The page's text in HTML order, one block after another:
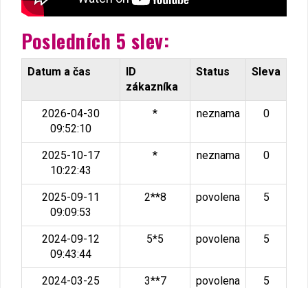
Posledních 5 slev:
Datum a čas
ID
zákazníka
Status Sleva
2026-04-30
09:52:10
* neznama 0
2025-10-17
10:22:43
* neznama 0
2025-09-11
09:09:53
2**8 povolena 5
2024-09-12
09:43:44
5*5 povolena 5
2024-03-25
3**7 povolena 5